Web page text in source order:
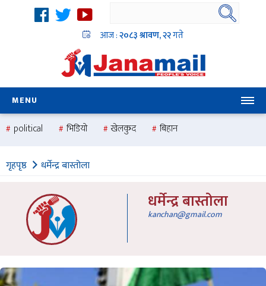
आज :२०८३ श्रावण, २२गते
MENU
political भिडियो खेलकुद
बिहान
national
health
गृहपृष्ठ धर्मेन्द्र बास्तोला
धर्मेन्द्र बास्तोला
kanchan@gmail.com